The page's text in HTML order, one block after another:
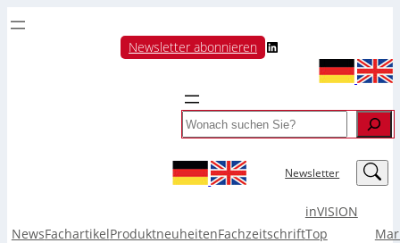
Newsletter abonnieren LinkedIn
Search
Newsletter LinkedIn
NewsFachartikelProduktneuheitenFachzeitschrift
inVISION
Top